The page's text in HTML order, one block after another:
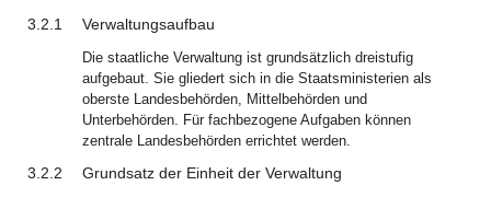
3.2.1
Verwaltungsaufbau
Die staatliche Verwaltung ist grundsätzlich dreistufig
aufgebaut. Sie gliedert sich in die Staatsministerien als
oberste Landesbehörden, Mittelbehörden und
Unterbehörden. Für fachbezogene Aufgaben können
zentrale Landesbehörden errichtet werden.
3.2.2 Grundsatz der Einheit der Verwaltung